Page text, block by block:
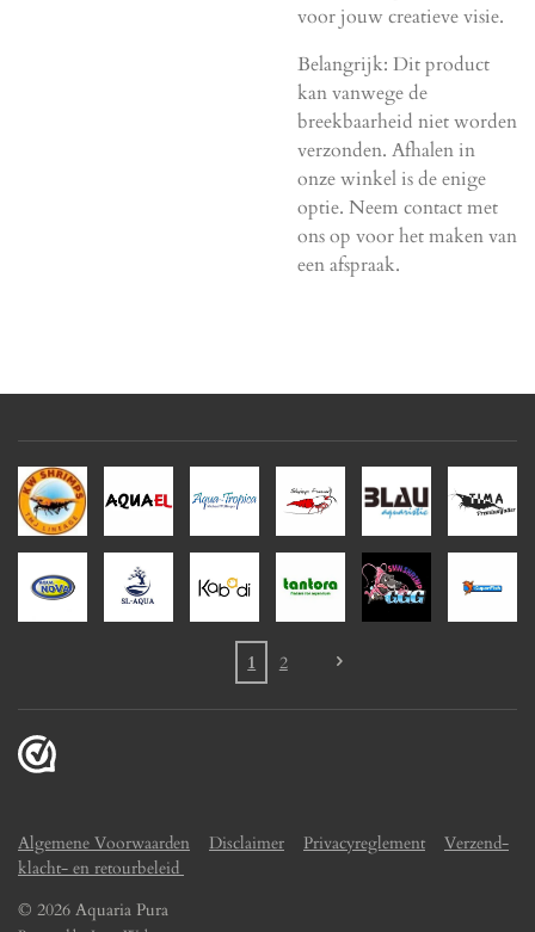
voor jouw creatieve visie.
Belangrijk: Dit product
kan vanwege de
breekbaarheid niet worden
verzonden. Afhalen in
onze winkel is de enige
optie. Neem contact met
ons op voor het maken van
een afspraak.
1 2
Algemene Voorwaarden Disclaimer Privacyreglement
Verzend-
klacht- en retourbeleid
© 2026 Aquaria Pura